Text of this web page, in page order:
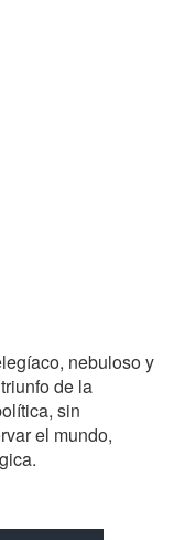
nebuloso y
de la
sin
el mundo,